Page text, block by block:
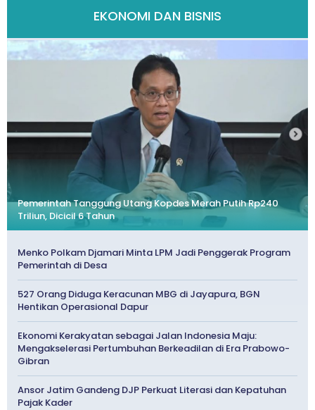
EKONOMI DAN BISNIS
Pemerintah Tanggung Utang Kopdes Merah Putih Rp240
Triliun, Dicicil 6 Tahun
Menko Polkam Djamari Minta LPM Jadi Penggerak Program
Pemerintah di Desa
527 Orang Diduga Keracunan MBG di Jayapura, BGN
Hentikan Operasional Dapur
Ekonomi Kerakyatan sebagai Jalan Indonesia Maju:
Mengakselerasi Pertumbuhan Berkeadilan di Era Prabowo-
Gibran
Ansor Jatim Gandeng DJP Perkuat Literasi dan Kepatuhan
Pajak Kader